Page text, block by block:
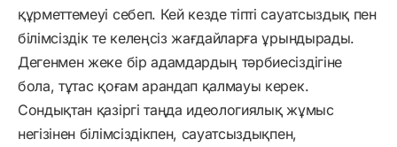
құрметтемеуі себеп. Кей кезде тіпті сауатсыздық пен
білімсіздік те келеңсіз жағдайларға ұрындырады.
Дегенмен жеке бір адамдардың тәрбиесіздігіне
бола, тұтас қоғам арандап қалмауы керек.
Сондықтан қазіргі таңда идеологиялық жұмыс
негізінен білімсіздікпен, сауатсыздықпен,